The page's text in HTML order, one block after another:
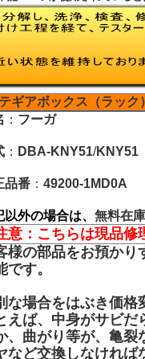
ギアボックス（ラック）
： フーガ
： DBA-KNY51/KNY51
品番 ： 49200-1MD0A
以外の場合は、 無料在
意：こちらは現品修
様の部品をお預かり
です。
な場合をはぶき価格
えば、中身がサビだ
、曲がり等が、亀裂
など交換しなければ